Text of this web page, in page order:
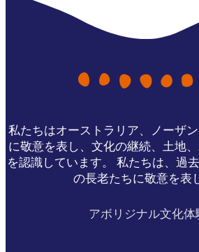
私たちはオーストラリア、ノーザ
に敬意を表し、文化の継続、土地
を認識しています。 私たちは、過
の長老たちに敬意を表
アボリジナル文化体